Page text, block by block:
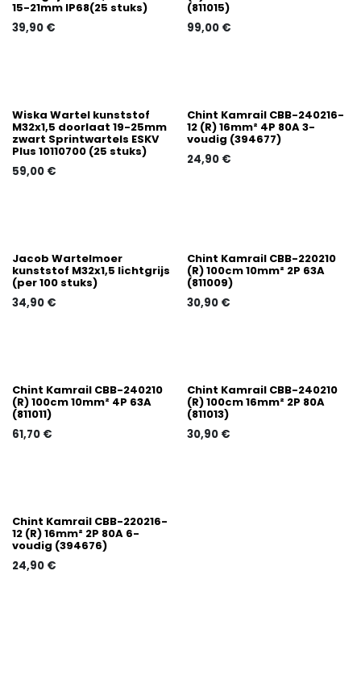
15-21mm IP68(25 stuks)
39,90 €
(811015)
99,00€
Wiska Wartel kunststof
M32x1,5 doorlaat 19-25mm
zwart Sprintwartels ESKV
Plus 10110700 (25 stuks)
59,00 €
Chint Kamrail CBB-240216-
12 (R) 16mm² 4P 80A 3-
voudig (394677)
24,90€
Jacob Wartelmoer
kunststof M32x1,5 lichtgrijs
(per 100 stuks)
34,90 €
Chint Kamrail CBB-220210
(R) 100cm 10mm² 2P 63A
(811009)
30,90€
Chint Kamrail CBB-240210
(R) 100cm 10mm² 4P 63A
(811011)
61,70 €
Chint Kamrail CBB-240210
(R) 100cm 16mm² 2P 80A
(811013)
30,90€
Chint Kamrail CBB-220216-
12 (R) 16mm² 2P 80A 6-
voudig (394676)
24,90 €